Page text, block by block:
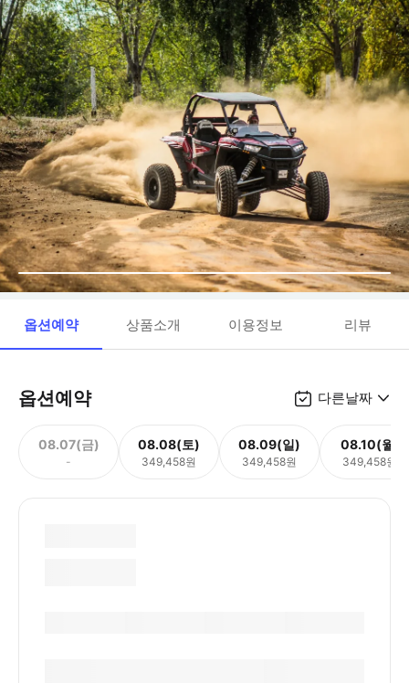
옵션예약 상품소개 이용정보 리뷰
옵션예약 다른날짜
08.07(금)
-
08.08(토)
349,458원
08.09(일)
349,458원
08.10(월)
349,458원